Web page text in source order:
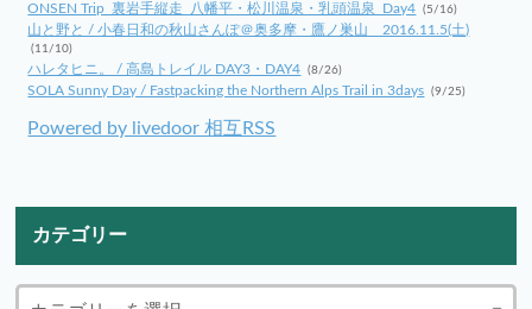
ONSEN Trip_裏岩手縦走_八幡平・松川温泉・乳頭温泉_Day4 (5/16)
山と野と / 小春日和の秋山さんぽ＠奥多摩・鷹ノ巣山 2016.11.5(土)
(11/10)
ハレタヒニ。 / 高島トレイル DAY3・DAY4 (8/26)
SOLA Sunny Day / Fastpacking the Northern Alps Trail in 3days (9/25)
Powered by livedoor 相互RSS
カテゴリー